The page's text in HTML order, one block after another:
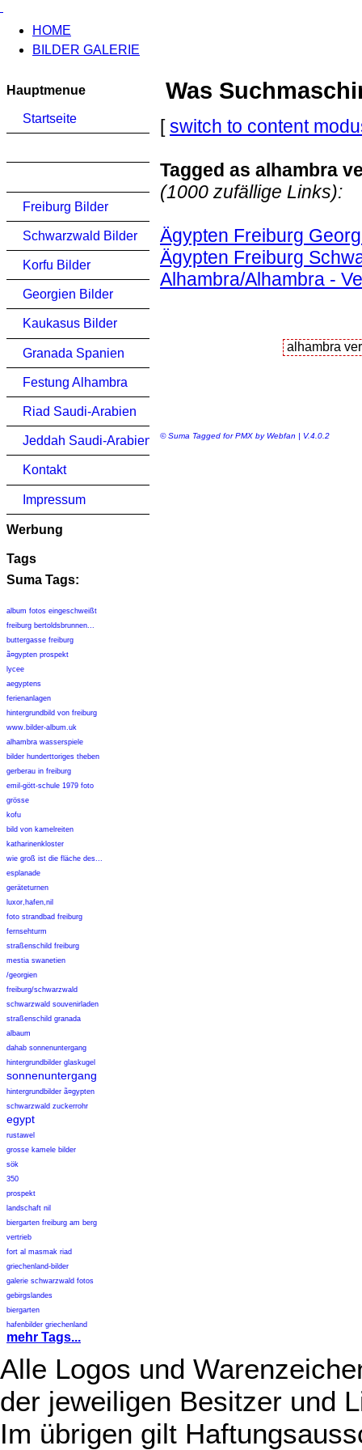
HOME
BILDER GALERIE
Hauptmenue
Startseite
Freiburg Bilder
Schwarzwald Bilder
Korfu Bilder
Georgien Bilder
Kaukasus Bilder
Granada Spanien
Festung Alhambra
Riad Saudi-Arabien
Jeddah Saudi-Arabien
Kontakt
Impressum
Werbung
Tags
Suma Tags:
album fotos eingeschweißt
freiburg bertoldsbrunnen...
buttergasse freiburg
ã¤gypten prospekt
lycee
aegyptens
ferienanlagen
hintergrundbild von freiburg
www.bilder-album.uk
alhambra wasserspiele
bilder hunderttoriges theben
gerberau in freiburg
emil-gött-schule 1979 foto
grösse
kofu
bild von kamelreiten
katharinenkloster
wie groß ist die fläche des...
esplanade
geräteturnen
luxor,hafen,nil
foto strandbad freiburg
fernsehturm
straßenschild freiburg
mestia swanetien
/georgien
freiburg/schwarzwald
schwarzwald souvenirladen
straßenschild granada
albaum
dahab sonnenuntergang
hintergrundbilder glaskugel
sonnenuntergang
hintergrundbilder ã¤gypten
schwarzwald zuckerrohr
egypt
rustawel
grosse kamele bilder
sök
350
prospekt
landschaft nil
biergarten freiburg am berg
vertrieb
fort al masmak riad
griechenland-bilder
galerie schwarzwald fotos
gebirgslandes
biergarten
hafenbilder griechenland
mehr Tags...
Was
[switch to content
Tagged as alhambra
(1000 zufällige Links):
Ägypten Freiburg
Ägypten Freiburg
Alhambra/Alhambra -
© Suma Tagged for PMX by Webfan | V.4.0.2
Alle Logos und
der jeweiligen Besitzer und
Im übrigen gilt